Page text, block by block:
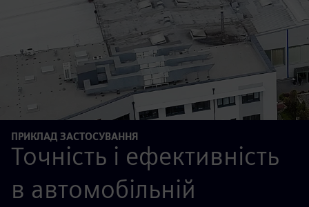
ПРИКЛАД ЗАСТОСУВАННЯ
Точність і ефективність
в автомобільній